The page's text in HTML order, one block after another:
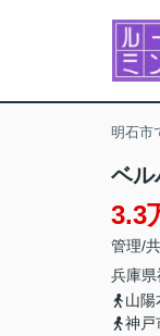
明石市
ベル
3.3
管理/
兵庫県
山陽
神戸